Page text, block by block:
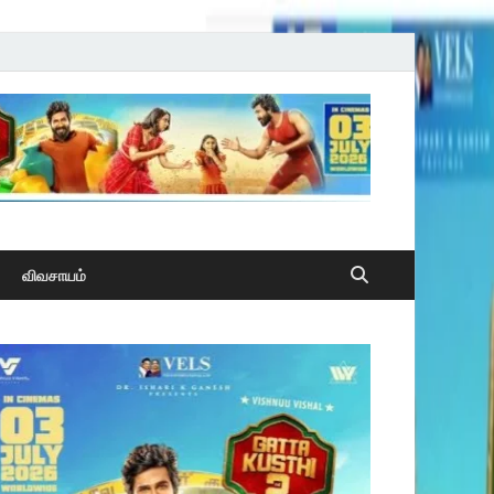
விவசாயம்